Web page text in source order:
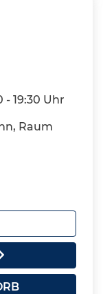
- 19:30 Uhr
Raum